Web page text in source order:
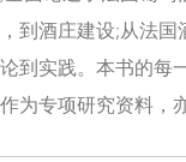
到酒庄建设;从法
到实践。本书的每
为专项研究资料，